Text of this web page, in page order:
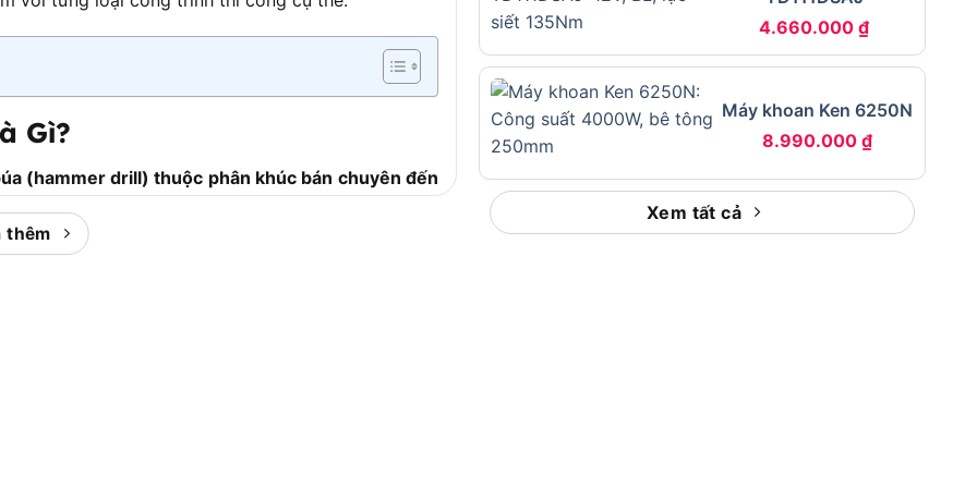
Gì?
(hammer drill) thuộc phân khúc bán chuyên đến
gạch, gỗ và kim loại.
có trụ sở tại Towson, Maryland, Hoa Kỳ, được
Black & Decker. Thương hiệu này nổi tiếng toàn
DeWalt, dòng máy khoan D21710 thuộc series
thêm
4.660.000₫
Máy khoan Ken 6250N
8.990.000₫
Xem tất cả